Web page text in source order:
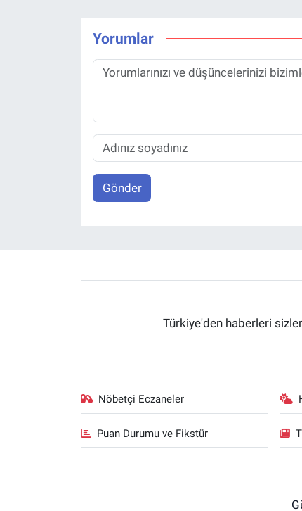
Yorumlar
Gönder
Türkiye'den haberleri
Nöbetçi Eczaneler
Puan Durumu ve Fikstür